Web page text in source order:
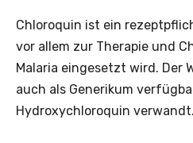
Chloroquin ist ein
vor allem zur Therapie und
Malaria eingesetzt wird. Der
auch als Generikum
Hydroxychloroquin verwandt.